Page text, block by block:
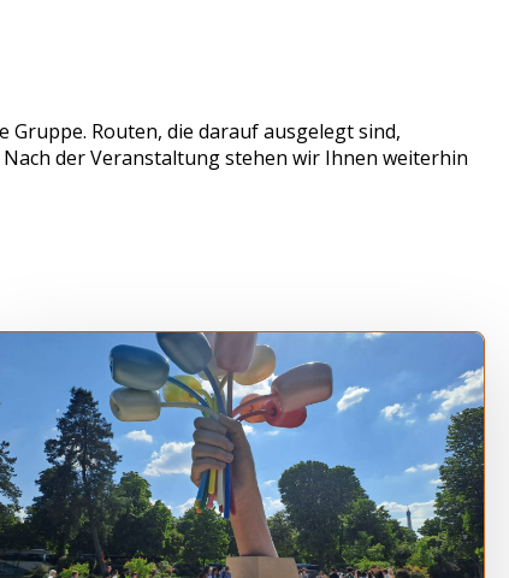
Gruppe. Routen, die darauf ausgelegt sind,
der Veranstaltung stehen wir Ihnen weiterhin